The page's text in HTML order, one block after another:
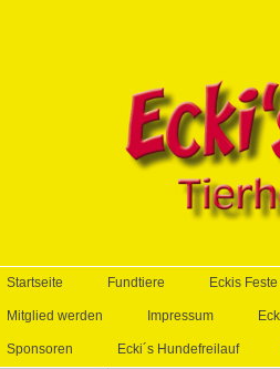
Startseite Fundtiere Eckis Feste
Mitglied werden Impressum
Sponsoren Ecki´s Hundefreilauf